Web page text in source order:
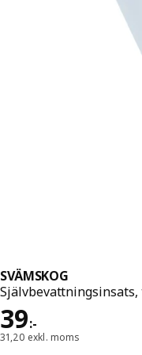
SVÄMSKOG
39:-
Pris 39:-
31,20 exkl. moms